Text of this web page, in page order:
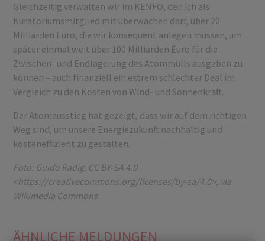
Gleichzeitig verwalten wir im KENFO, den ich als
Kuratoriumsmitglied mit überwachen darf, über 20
Milliarden Euro, die wir konsequent anlegen müssen, um
später einmal weit über 100 Milliarden Euro für die
Zwischen- und Endlagerung des Atommülls ausgeben zu
können – auch finanziell ein extrem schlechter Deal im
Vergleich zu den Kosten von Wind- und Sonnenkraft.
Der Atomausstieg hat gezeigt, dass wir auf dem richtigen
Weg sind, um unsere Energiezukunft nachhaltig und
kosteneffizient zu gestalten.
Foto: Guido Radig, CC BY-SA 4.0
<https://creativecommons.org/licenses/by-sa/4.0>, via
Wikimedia Commons
ÄHNLICHE MELDUNGEN